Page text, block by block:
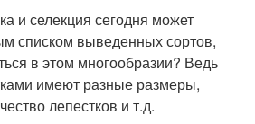
и селекция сегодня может
списком выведенных сортов,
в этом многообразии? Ведь
имеют разные размеры,
лепестков и т.д.